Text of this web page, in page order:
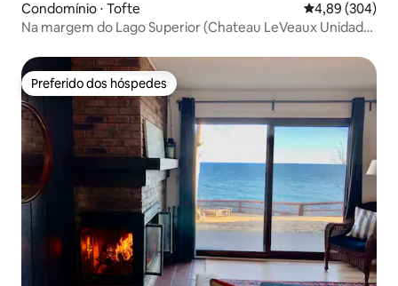
Condomínio ⋅ Tofte 4,89 de uma
4,89 (304)
Na margem do Lago Superior (Chateau LeVeaux Unidade
Preferido dos hóspedes
Preferido dos hóspedes